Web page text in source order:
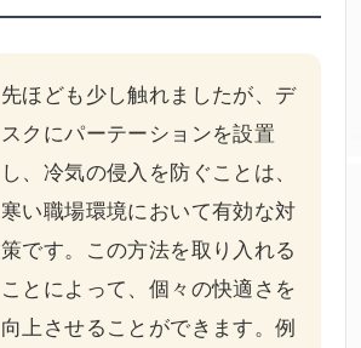
先ほども少し触れましたが、デ
スクにパーテーションを設置
し、冷気の侵入を防ぐことは、
寒い職場環境において有効な対
策です。この方法を取り入れる
ことによって、個々の快適さを
向上させることができます。例